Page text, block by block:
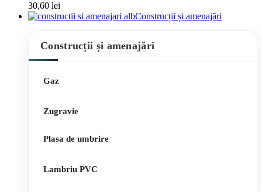
30,60 lei
Construcții și amenajări
Construcții și amenajări
Gaz
Zugravie
Plasa de umbrire
Lambriu PVC